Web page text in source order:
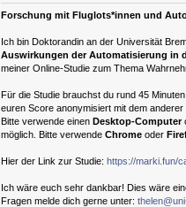
Forschung mit Fluglots*innen und
Ich bin Doktorandin an der Universität
Auswirkungen der Automatisierung in
meiner Online-Studie zum Thema
Für die Studie brauchst du rund 45
euren Score anonymisiert mit dem
Bitte verwende einen Desktop-Computer
möglich. Bitte verwende Chrome oder
Hier der Link zur Studie: https://marki.fun/
Ich wäre euch sehr dankbar! Dies wäre
Fragen melde dich gerne unter: